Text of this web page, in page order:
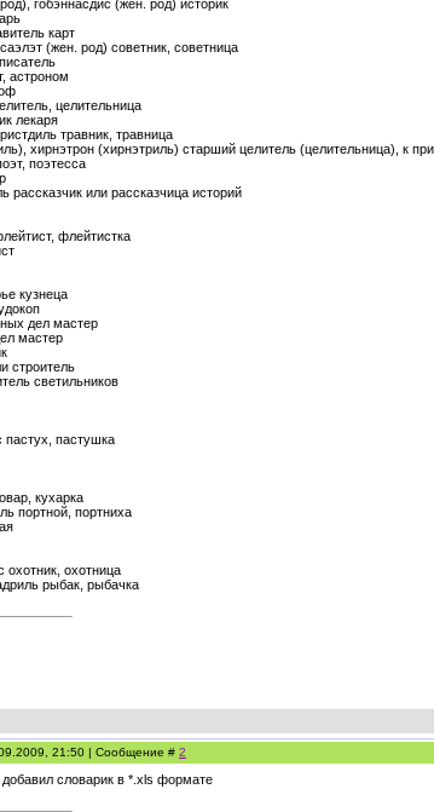
гобэннасдис (жен. род) историк
карт
(жен. род) советник, советница
астроном
целительница
лекаря
травник, травница
хирнэтрон (хирнэтриль) старший целитель (целительница), к
поэтесса
рассказчик или рассказчица историй
флейтистка
кузнеца
дел мастер
мастер
строитель
светильников
пастушка
кухарка
портной, портниха
охотница
рыбак, рыбачка
21:50 | Сообщение # 2
словарик в *.xls формате